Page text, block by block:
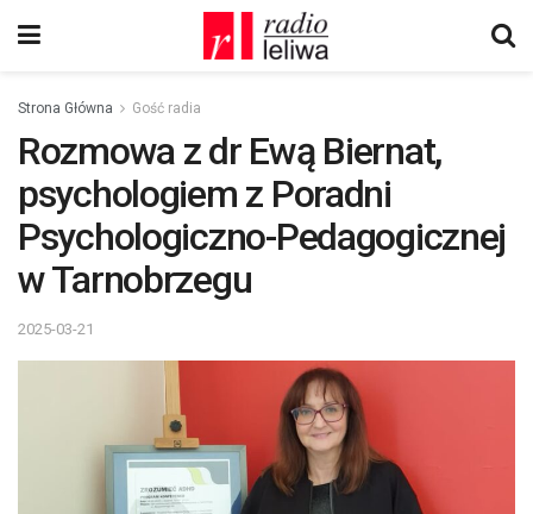
Strona Główna Gość radia
Rozmowa z dr Ewą Biernat,
psychologiem z Poradni
Psychologiczno-Pedagogicznej
w Tarnobrzegu
2025-03-21